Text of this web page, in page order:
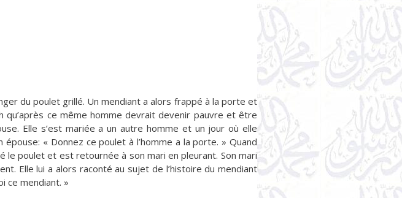
du poulet grillé. Un mendiant a alors frappé à la porte et
qu’après ce même homme devrait devenir pauvre et être
Elle s’est mariée a un autre homme et un jour où elle
« Donnez ce poulet à l’homme a la porte. » Quand
le poulet et est retournée à son mari en pleurant. Son mari
Elle lui a alors raconté au sujet de l’histoire du mendiant
ce mendiant. »